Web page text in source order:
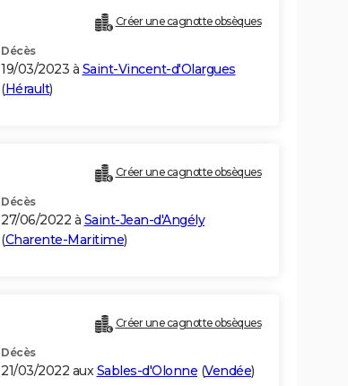
Créer une cagnotte obsèques
Décès
19/03/2023 à Saint-Vincent-d'Olargues
(Hérault)
Créer une cagnotte obsèques
Décès
27/06/2022 à Saint-Jean-d'Angély
(Charente-Maritime)
Créer une cagnotte obsèques
Décès
21/03/2022 auxSables-d'Olonne (Vendée)